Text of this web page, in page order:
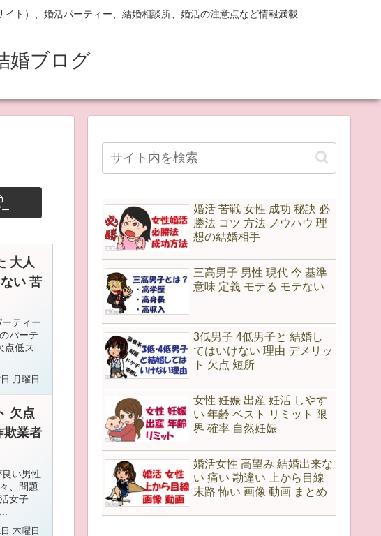
ト）、婚活パーティー、結婚相談所、婚活の注意点など情報満載
婚ブログ
大人
い 苦
ティー
パーテ
点低ス
月曜日
欠点
欺業者
い男性
、問題
女子
木曜日
婚活 苦戦 女性 成功 秘訣 必
勝法 コツ 方法 ノウハウ 理
想の結婚相手
三高男子 男性 現代 今 基準
意味 定義 モテる モテない
3低男子 4低男子と 結婚し
てはいけない 理由 デメリッ
ト 欠点 短所
女性 妊娠 出産 妊活 しやす
い 年齢 ベスト リミット 限
界 確率 自然妊娠
婚活女性 高望み 結婚出来な
い 痛い 勘違い 上から目線
末路 怖い 画像 動画 まとめ